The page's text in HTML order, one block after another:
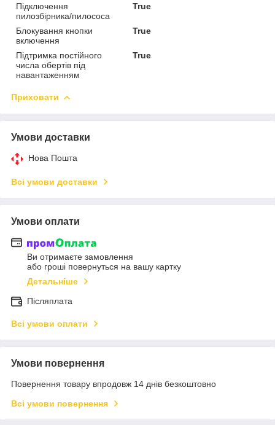
Підключення
пилозбірника/пилососа
True
Блокування кнопки
включення
True
Підтримка постійного
числа обертів під
навантаженням
True
Приховати
Умови доставки
Нова Пошта
Всі умови доставки
Умови оплати
Ви отримаєте замовлення
або гроші повернуться на вашу картку
Детальніше
Післяплата
Всі умови оплати
Умови повернення
Повернення товару впродовж 14 днів безкоштовно
Всі умови повернення